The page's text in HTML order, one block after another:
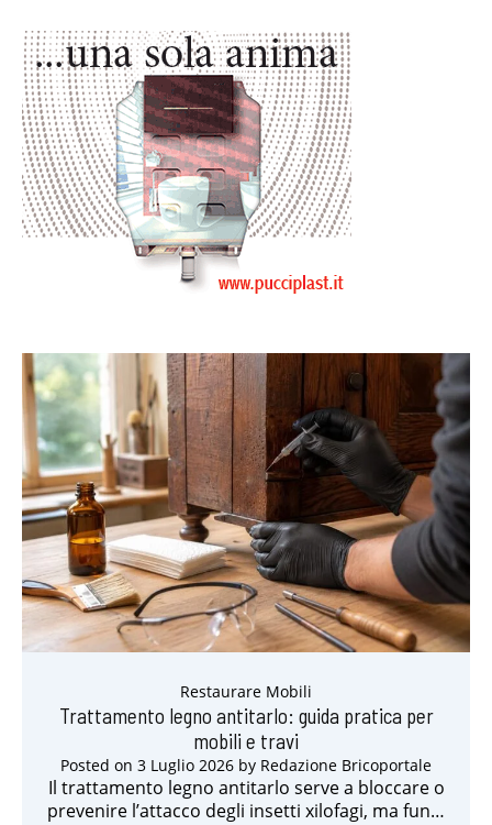
Restaurare Mobili
Trattamento legno antitarlo: guida pratica per
mobili e travi
Posted on 3 Luglio 2026 by Redazione Bricoportale
Il trattamento legno antitarlo serve a bloccare o
prevenire l’attacco degli insetti xilofagi, ma fun…